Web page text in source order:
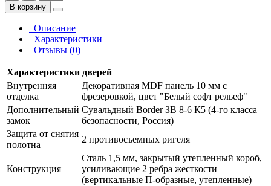
В корзину
Описание
Характеристики
Отзывы (0)
Характеристики дверей
Внутренняя
отделка
Декоративная MDF панель 10 мм с
фрезеровкой, цвет "Белый софт рельеф"
Дополнительный
замок
Сувальдный Border ЗВ 8-6 К5 (4-го класса
безопасности, Россия)
Защита от снятия
полотна
2 противосъемных ригеля
Конструкция
Сталь 1,5 мм, закрытый утепленный короб,
усиливающие 2 ребра жесткости
(вертикальные П-образные, утепленные)